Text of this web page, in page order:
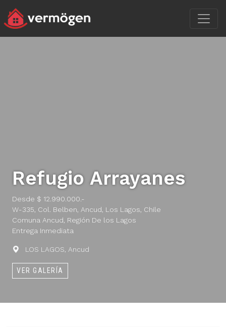
Refugio Arrayanes
Desde $ 12.990.000.-
W-335, Col. Belben, Ancud, Los Lagos, Chile
Comuna Ancud, Región De los Lagos
Entrega Inmediata
LOS LAGOS, Ancud
VER GALERÍA